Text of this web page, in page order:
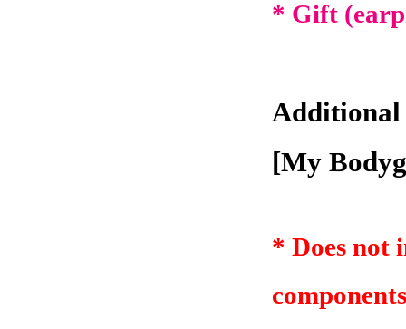
* Gift
Additional
[My
* Does not
components